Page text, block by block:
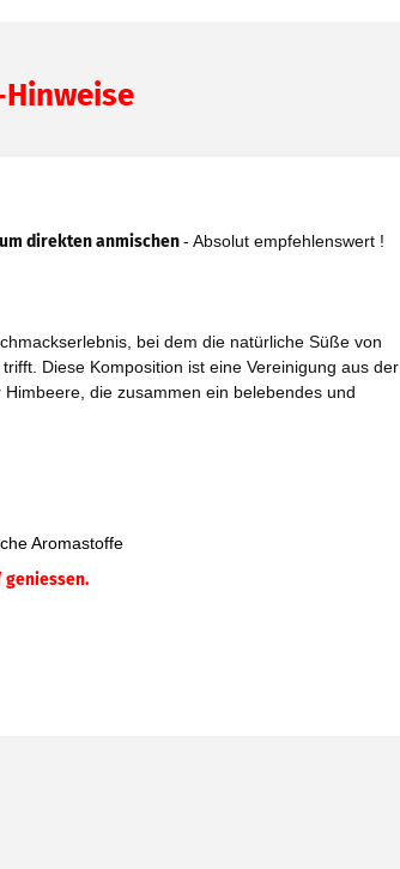
Hinweise
direkten anmischen- Absolut empfehlenswert !
bei dem die natürliche Süße von
Diese Komposition ist eine Vereinigung aus der
die zusammen ein belebendes und
Aromastoffe
geniessen.